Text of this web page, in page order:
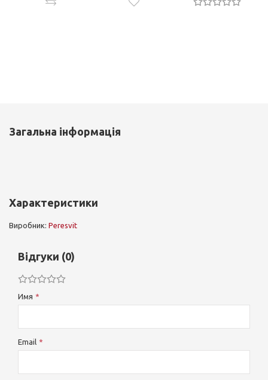
Загальна інформація
Характеристики
Виробник: Peresvit
Відгуки (0)
Имя
Email